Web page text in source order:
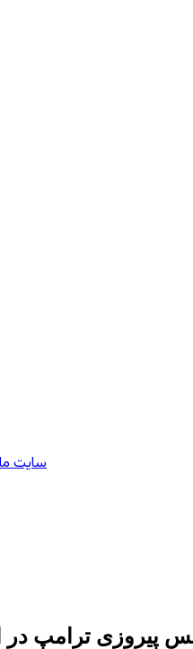
سایت
پیروزی ترامپ در